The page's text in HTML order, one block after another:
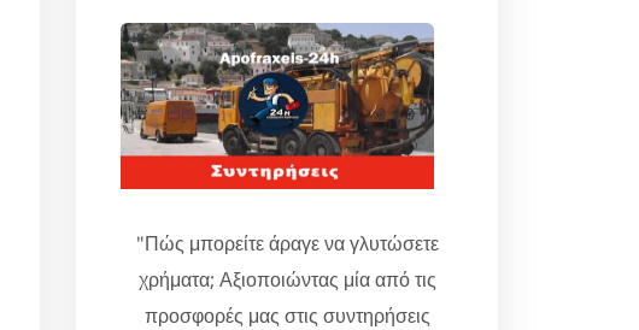
"Πώς μπορείτε άραγε να γλυτώσετε
χρήματα; Αξιοποιώντας μία από τις
προσφορές μας στις συντηρήσεις